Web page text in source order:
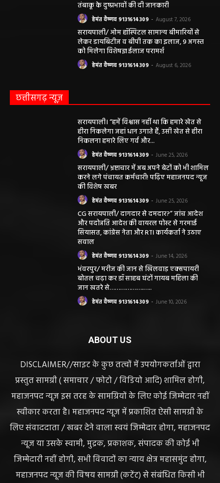
तंबाकू के दुष्प्रभावों की दी जानकारी
हेमंत वैष्णव 9131614309 - August 7, 2026
सरायपाली/ ओम हॉस्पिटल सामान्य बीमारियों से
लेकर डायबिटीज व बीपी तक का इलाज, 9 अगस्त
को मिलेगा विशेषज्ञ ईलाज परामर्श
हेमंत वैष्णव 9131614309 - August 6, 2026
छत्तीसगढ़ न्यूज़
सरायपाली। “हमें विश्वास नहीं था कि हमारे खेत से
हीरा निकलेगा जहां धान उगाते हैं, उसी खेत से हीरा
निकलना हमारे लिए गर्व और...
हेमंत वैष्णव 9131614309 - June 25, 2026
सरायपाली/ भ्रष्टाचार में अब अपने बेटों को भी शामिल
करने लगे पंचायत कर्मचारी! पढ़िए महाजनपद न्यूज
की विशेष खबर
हेमंत वैष्णव 9131614309 - June 25, 2026
CG सरायपाली/ दागदार से दमदार?” जांच आदेश
और पदोन्नति आदेश की वायरल पोस्ट से गरमाई
सियासत, कांग्रेस नेता और RTI कार्यकर्ता ने उठाए
सवाल
हेमंत वैष्णव 9131614309 - June 14, 2026
भंवरपुर/ मरीज की जान से खिलवाड़ एक्सपायरी
बोतल चढ़ा कर डॉ साहब घंटों गायब महिला की
जान खतरे से……………….…..
हेमंत वैष्णव 9131614309 - June 10, 2026
ABOUT US
DISCLAIMER//साइट के कुछ तत्वों में उपयोगकर्ताओं द्वारा
प्रस्तुत सामग्री ( समाचार / फोटो / विडियो आदि) शामिल होगी,
महाजनपद न्यूज इस तरह के सामग्रियों के लिए कोई जिम्मेदार नहीं
स्वीकार करता है। महाजनपद न्यूज में प्रकाशित ऐसी सामग्री के
लिए संवाददाता / खबर देने वाला स्वयं जिम्मेदार होगा, महाजनपद
न्यूज या उसके स्वामी, मुद्रक, प्रकाशक, संपादक की कोई भी
जिम्मेदारी नहीं होगी, सभी विवादों का न्याय क्षेत्र महासमुंद होगा,
महाजनपद न्यूज की विषय सामग्री (कटेंट) से संबंधित किसी भी